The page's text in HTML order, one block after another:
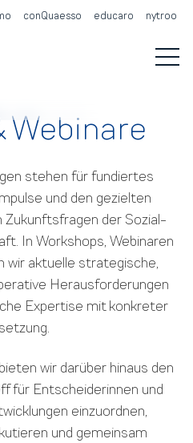
conQuaesso educaro nytroo
Webinare
stehen für fundiertes
und den gezielten
der Sozial-
In Workshops, Webinaren
wir aktuelle strategische,
Herausforderungen
Expertise mit konkreter
bieten wir darüber hinaus den
für Entscheiderinnen und
einzuordnen,
und gemeinsam